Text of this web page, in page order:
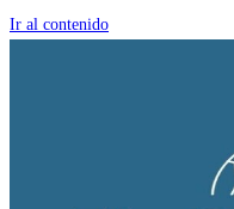
Ir al contenido